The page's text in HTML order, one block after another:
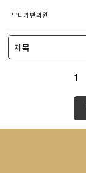
닥터케빈의원
1